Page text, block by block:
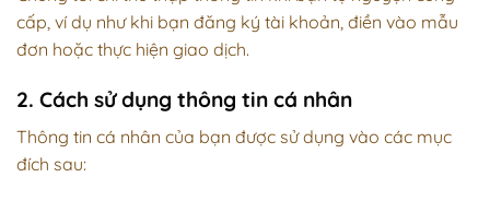
cấp, ví dụ như khi bạn đăng ký tài khoản, điền vào mẫu
đơn hoặc thực hiện giao dịch.
2. Cách sử dụng thông tin cá nhân
Thông tin cá nhân của bạn được sử dụng vào các mục
đích sau: